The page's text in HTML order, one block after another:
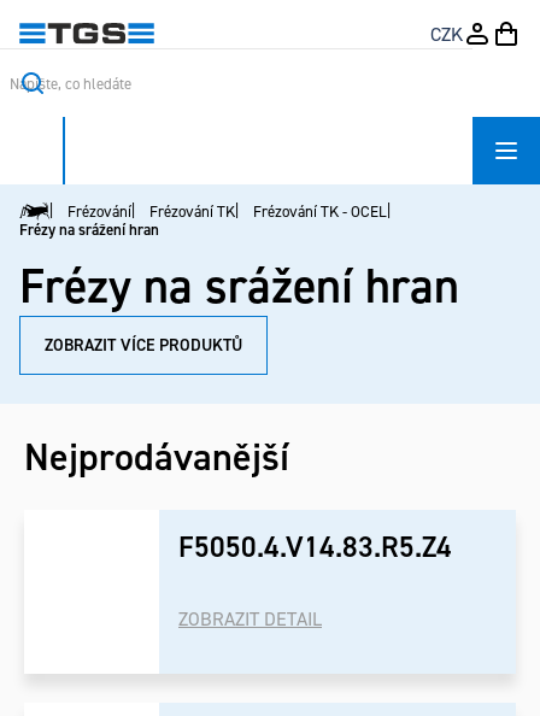
na
obsah
CZK
Domů Frézování Frézování TK Frézování TK - OCEL
Frézy na srážení hran
Frézy na srážení hran
ZOBRAZIT VÍCE PRODUKTŮ
Nejprodávanější
F5050.4.V14.83.R5.Z4
ZOBRAZIT DETAIL